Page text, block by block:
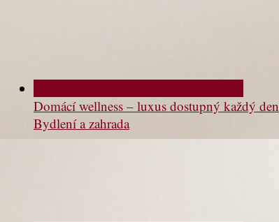
Domácí wellness – luxus dostupný každý den
Bydlení a zahrada